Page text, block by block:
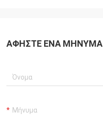
ΑΦΉΣΤΕ ΈΝΑ ΜΉΝΥΜΑ